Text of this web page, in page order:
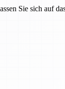
Sie sich auf